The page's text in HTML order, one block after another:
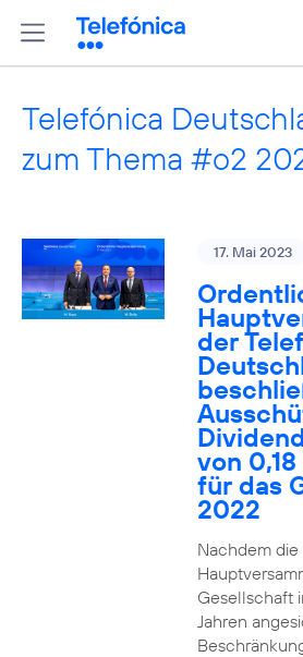
Telefónica
zum Thema #o2
17. Mai 2023
der
von
für das
2022
Nachdem die
Gesellschaft
Jahren